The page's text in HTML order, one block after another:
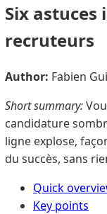
Six
recruteurs
Author: Fabien
Short summary:
candidature
ligne explose,
du succès, sans
Quick
Key points